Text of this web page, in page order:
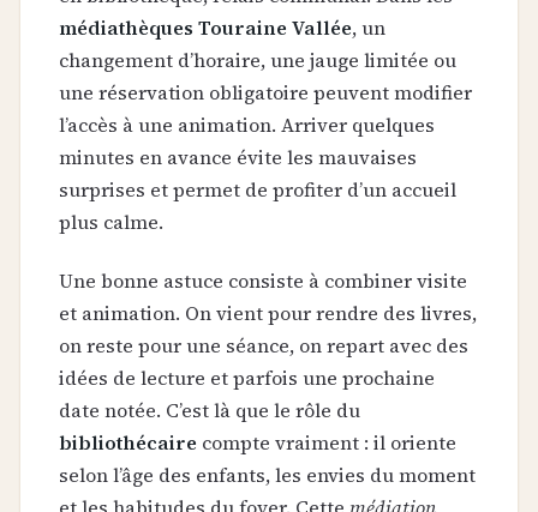
médiathèques Touraine Vallée, un
changement d’horaire, une jauge limitée ou
une réservation obligatoire peuvent modifier
l’accès à une animation. Arriver quelques
minutes en avance évite les mauvaises
surprises et permet de profiter d’un accueil
plus calme.
Une bonne astuce consiste à combiner visite
et animation. On vient pour rendre des livres,
on reste pour une séance, on repart avec des
idées de lecture et parfois une prochaine
date notée. C’est là que le rôle du
bibliothécaire compte vraiment : il oriente
selon l’âge des enfants, les envies du moment